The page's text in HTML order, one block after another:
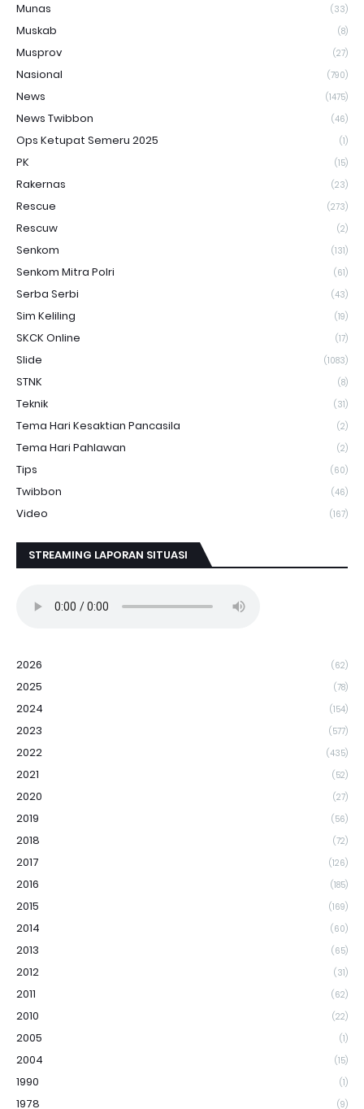
Munas (33)
Muskab (8)
Musprov (27)
Nasional (790)
News (1475)
News Twibbon (46)
Ops Ketupat Semeru 2025 (1)
PK (15)
Rakernas (23)
Rescue (273)
Rescuw (2)
Senkom (131)
Senkom Mitra Polri (61)
Serba Serbi (43)
Sim Keliling (19)
SKCK Online (17)
Slide (1083)
STNK (8)
Teknik (31)
Tema Hari Kesaktian Pancasila (2)
Tema Hari Pahlawan (2)
Tips (60)
Twibbon (46)
Video (167)
STREAMING LAPORAN SITUASI
2026 (62)
2025 (78)
2024 (154)
2023 (577)
2022 (435)
2021 (52)
2020 (27)
2019 (56)
2018 (72)
2017 (126)
2016 (185)
2015 (169)
2014 (60)
2013 (65)
2012 (31)
2011 (62)
2010 (22)
2005 (1)
2004 (15)
1990 (1)
1978 (9)